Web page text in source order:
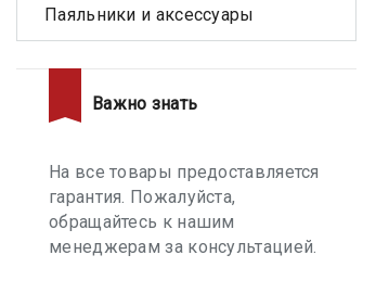
Паяльники и аксессуары
Важно знать
На все товары предоставляется
гарантия. Пожалуйста,
обращайтесь к нашим
менеджерам за консультацией.